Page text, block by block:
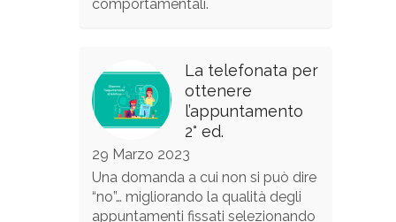
comportamentali.
La telefonata per
ottenere
l’appuntamento
2° ed.
29 Marzo 2023
Una domanda a cui non si può dire
“no”… migliorando la qualità degli
appuntamenti fissati selezionando